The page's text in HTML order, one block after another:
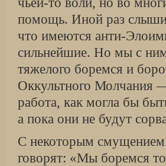
помощь. Иной раз
что имеются анти-
сильнейшие. Но мы с
тяжелого боремся и
Оккультного Молчания
работа, как могла бы
а пока они не будут
С некоторым смущением
говорят: «Мы боремся